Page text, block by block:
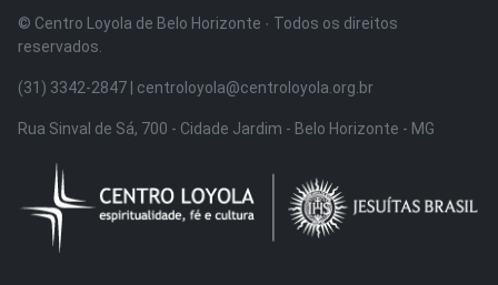
© Centro Loyola de Belo Horizonte · Todos os direitos
reservados.
(31) 3342-2847 | centroloyola@centroloyola.org.br
Rua Sinval de Sá, 700 - Cidade Jardim - Belo Horizonte - MG